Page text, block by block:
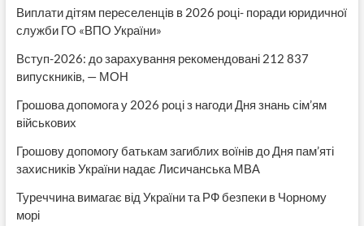
Виплати дітям переселенців в 2026 році- поради юридичної
служби ГО «ВПО України»
Вступ-2026: до зарахування рекомендовані 212 837
випускників, — МОН
Грошова допомога у 2026 році з нагоди Дня знань сім’ям
військових
Грошову допомогу батькам загиблих воїнів до Дня пам’яті
захисників України надає Лисичанська МВА
Туреччина вимагає від України та РФ безпеки в Чорному
морі